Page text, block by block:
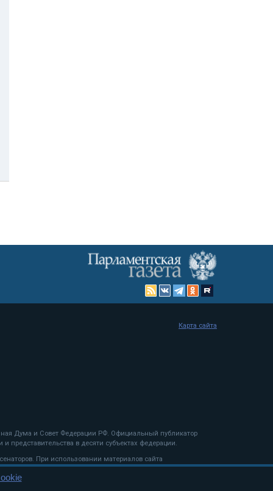
Дума и Совет Федерации РФ. Официальный публикатор
представительства в десяти субъектах федерации.
При использовании материалов сайта
Карта сайта